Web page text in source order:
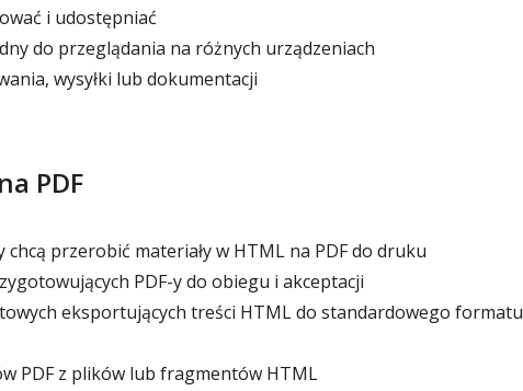
i udostępniać
do przeglądania na różnych urządzeniach
wysyłki lub dokumentacji
PDF
przerobić materiały w HTML na PDF do druku
PDF-y do obiegu i akceptacji
eksportujących treści HTML do standardowego formatu
PDF z plików lub fragmentów HTML